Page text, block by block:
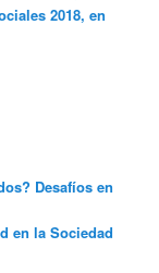
2018, en
Desafíos en
en la Sociedad